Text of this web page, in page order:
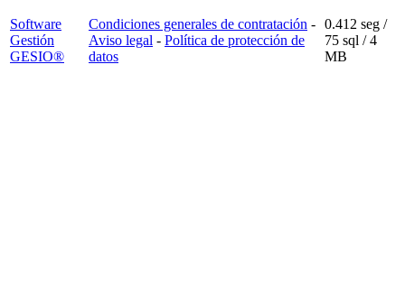
Software
Gestión
GESIO®
Condiciones generales de contratación -
Aviso legal - Política de protección de
datos
0.412 seg /
75 sql / 4
MB